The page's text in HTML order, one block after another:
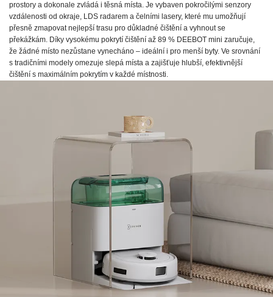
prostory a dokonale zvládá i těsná místa. Je vybaven pokročilými senzory
vzdálenosti od okraje, LDS radarem a čelními lasery, které mu umožňují
přesně zmapovat nejlepší trasu pro důkladné čištění a vyhnout se
překážkám. Díky vysokému pokrytí čištění až 89 % DEEBOT mini zaručuje,
že žádné místo nezůstane vynecháno – ideální i pro menší byty. Ve srovnání
s tradičními modely omezuje slepá místa a zajišťuje hlubší, efektivnější
čištění s maximálním pokrytím v každé místnosti.